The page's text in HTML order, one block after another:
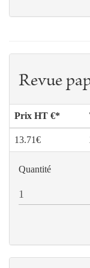
Revue
Prix HT €*
13.71€
Quantité